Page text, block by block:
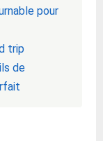
pour
trip
de